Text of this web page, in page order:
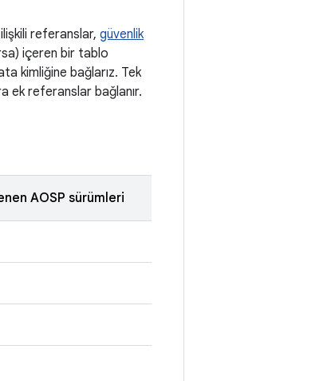
ilişkili referanslar, güvenlik
içeren bir tablo
kimliğine bağlarız. Tek
ek referanslar bağlanır.
AOSP sürümleri